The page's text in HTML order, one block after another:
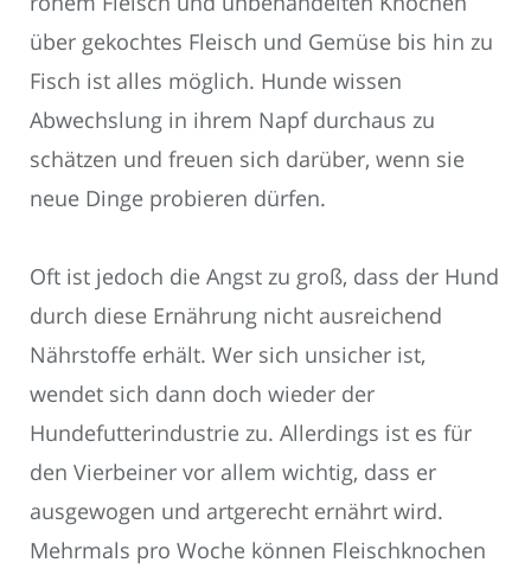
über gekochtes Fleisch und Gemüse bis hin zu
Fisch ist alles möglich. Hunde wissen
Abwechslung in ihrem Napf durchaus zu
schätzen und freuen sich darüber, wenn sie
neue Dinge probieren dürfen.
Oft ist jedoch die Angst zu groß, dass der Hund
durch diese Ernährung nicht ausreichend
Nährstoffe erhält. Wer sich unsicher ist,
wendet sich dann doch wieder der
Hundefutterindustrie zu. Allerdings ist es für
den Vierbeiner vor allem wichtig, dass er
ausgewogen und artgerecht ernährt wird.
Mehrmals pro Woche können Fleischknochen